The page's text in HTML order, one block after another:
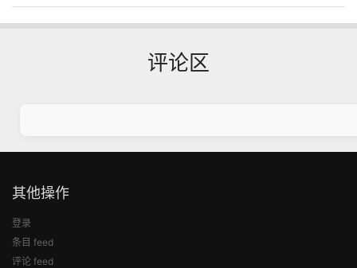
评论区
其他操作
登录
条目 feed
评论 feed